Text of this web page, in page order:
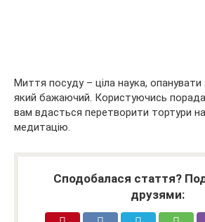
Миття посуду – ціла наука,
який бажаючий. Користуючись
вам вдасться перетворити тортури
медитацію.
Сподобалася стаття?
друзями: